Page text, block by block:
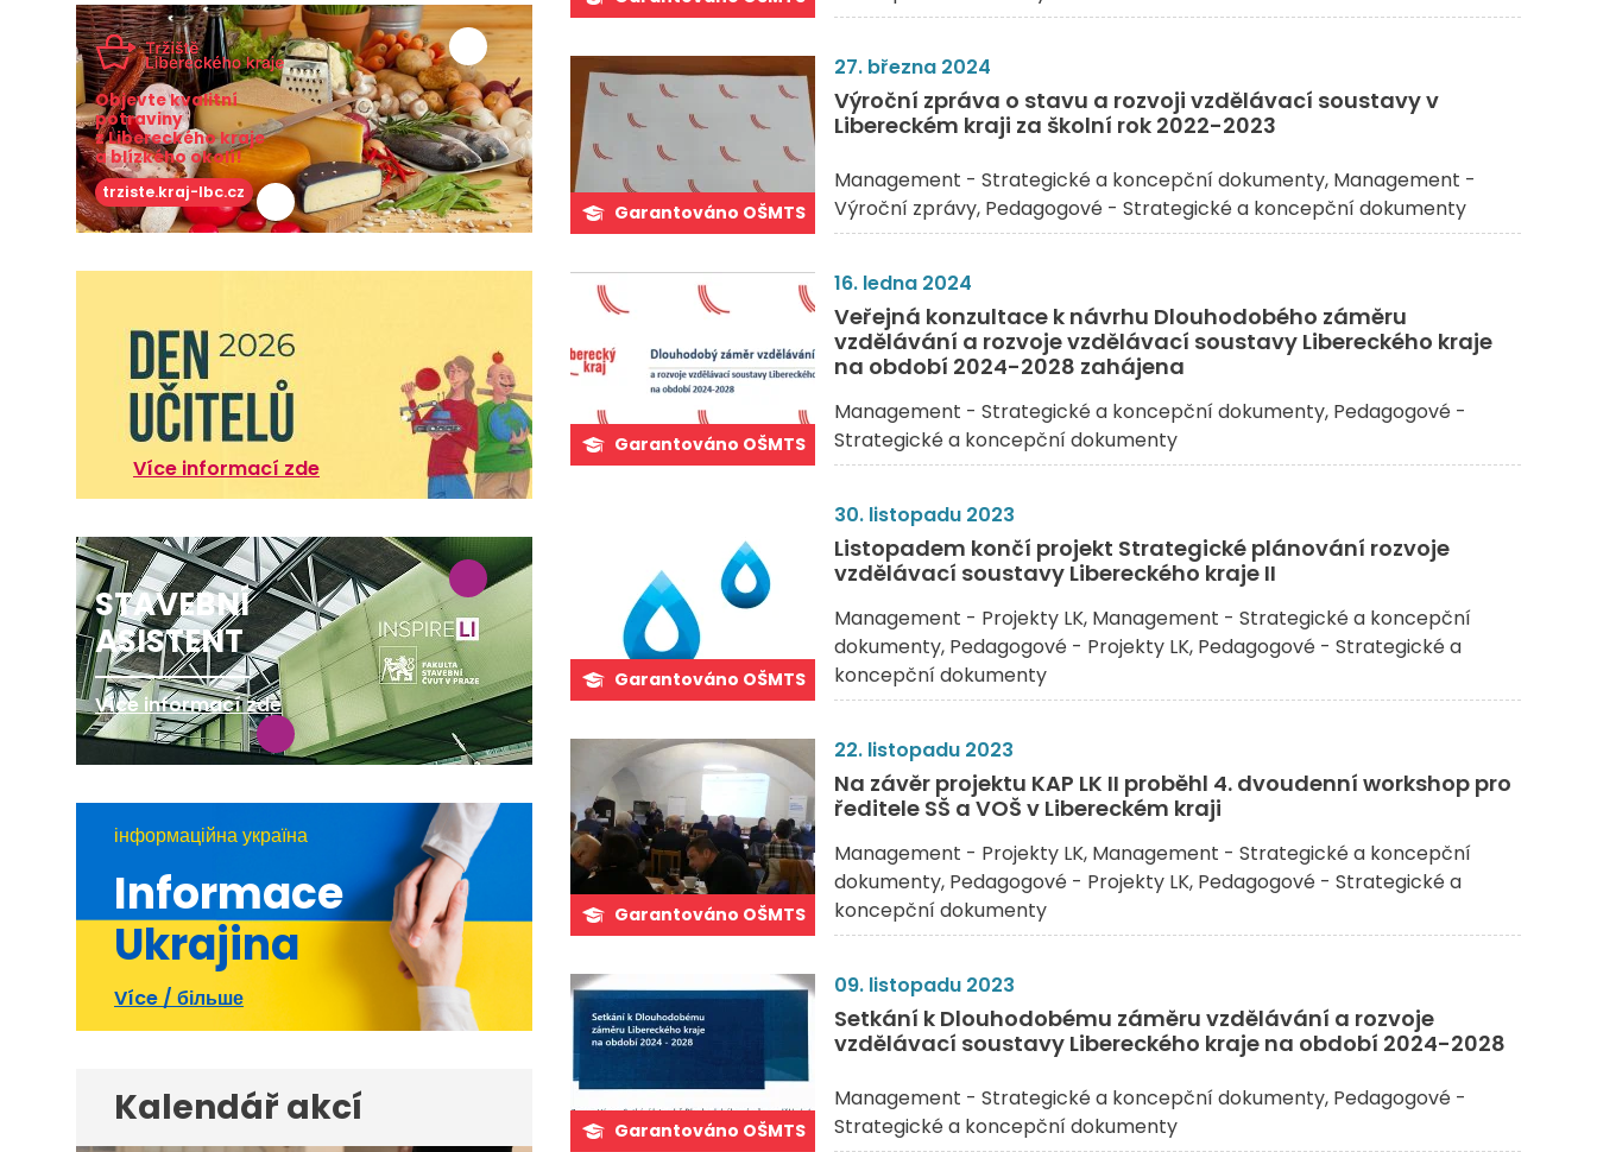
Garantováno OŠMTS
27. března 2024
Výroční zpráva o stavu a rozvoji vzdělávací soustavy v
Libereckém kraji za školní rok 2022-2023
Management - Strategické a koncepční dokumenty Management -
Výroční zprávy Pedagogové - Strategické a koncepční dokumenty
Garantováno OŠMTS
16. ledna 2024
Veřejná konzultace k návrhu Dlouhodobého záměru
vzdělávání a rozvoje vzdělávací soustavy Libereckého kraje
na období 2024-2028 zahájena
Management - Strategické a koncepční dokumenty Pedagogové -
Strategické a koncepční dokumenty
Garantováno OŠMTS
30. listopadu 2023
Listopadem končí projekt Strategické plánování rozvoje
vzdělávací soustavy Libereckého kraje II
Management - Projekty LK Management - Strategické a koncepční
dokumenty Pedagogové - Projekty LK Pedagogové - Strategické a
koncepční dokumenty
Garantováno OŠMTS
22. listopadu 2023
Na závěr projektu KAP LK II proběhl 4. dvoudenní workshop pro
ředitele SŠ a VOŠ v Libereckém kraji
Management - Projekty LK Management - Strategické a koncepční
dokumenty Pedagogové - Projekty LK Pedagogové - Strategické a
koncepční dokumenty
Garantováno OŠMTS
09. listopadu 2023
Setkání k Dlouhodobému záměru vzdělávání a rozvoje
vzdělávací soustavy Libereckého kraje na období 2024-2028
Management - Strategické a koncepční dokumenty Pedagogové -
Strategické a koncepční dokumenty
Objevte kvalitní
potraviny
z Libereckého kraje
a blízkého okolí!
trziste.kraj-lbc.cz
Více informací zde
STAVEBNÍ
ASISTENT
Více informací zde
інформаційна україна
Informace
Ukrajina
Více / більше
Kalendář akcí